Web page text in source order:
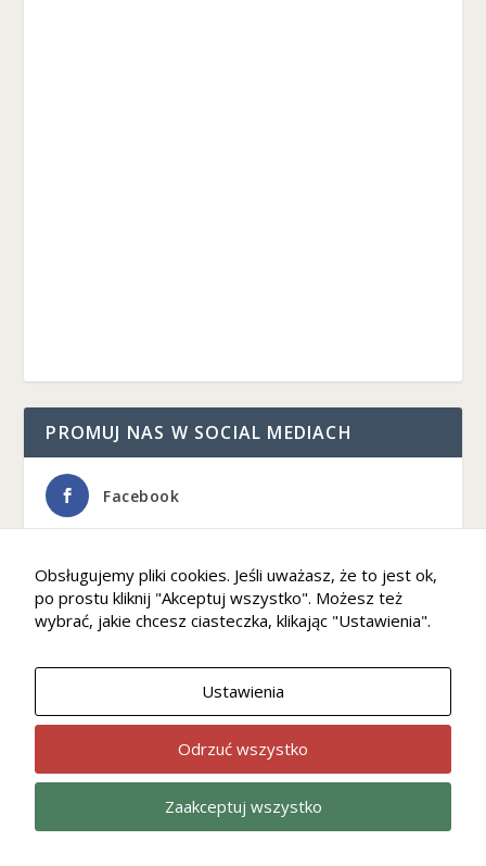
PROMUJ NAS W SOCIAL MEDIACH
Facebook
Youtube
Instagram
NASZ PARTNER: EWTN – TELEWIZJA NA
ŻYWO
Obsługujemy pliki cookies. Jeśli uważasz, że to jest ok,
po prostu kliknij "Akceptuj wszystko". Możesz też
wybrać, jakie chcesz ciasteczka, klikając "Ustawienia".
Ustawienia
Odrzuć wszystko
Zaakceptuj wszystko